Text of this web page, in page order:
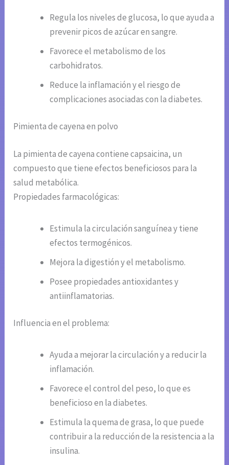
Regula los niveles de glucosa, lo que ayuda a
prevenir picos de azúcar en sangre.
Favorece el metabolismo de los
carbohidratos.
Reduce la inflamación y el riesgo de
complicaciones asociadas con la diabetes.
Pimienta de cayena en polvo
La pimienta de cayena contiene capsaicina, un
compuesto que tiene efectos beneficiosos para la
salud metabólica.
Propiedades farmacológicas:
Estimula la circulación sanguínea y tiene
efectos termogénicos.
Mejora la digestión y el metabolismo.
Posee propiedades antioxidantes y
antiinflamatorias.
Influencia en el problema:
Ayuda a mejorar la circulación y a reducir la
inflamación.
Favorece el control del peso, lo que es
beneficioso en la diabetes.
Estimula la quema de grasa, lo que puede
contribuir a la reducción de la resistencia a la
insulina.